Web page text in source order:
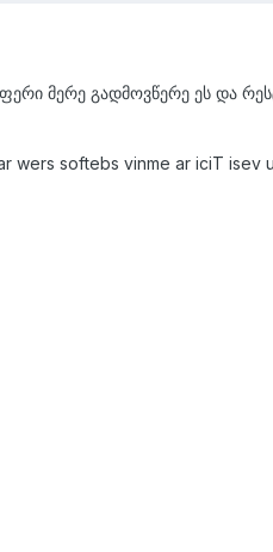
მერე გადმოვწერე ეს და
wers softebs vinme ar iciT isev